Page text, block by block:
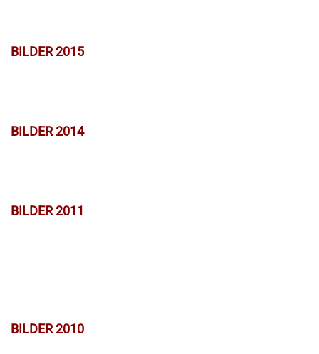
BILDER 2015
BILDER 2014
BILDER 2011
BILDER 2010